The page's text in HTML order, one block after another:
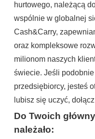
hurtowego, należącą
wspólnie w globalnej
Cash&Carry,
oraz kompleksowe
milionom naszych
świecie. Jeśli
przedsiębiorcy, jesteś
lubisz się uczyć,
Do Twoich
należało: